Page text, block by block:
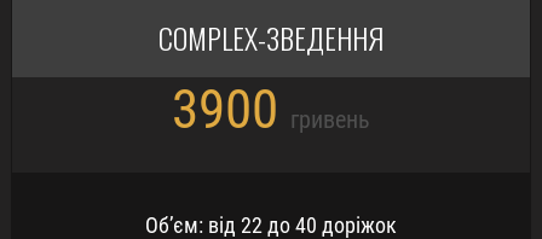
COMPLEX-ЗВЕДЕННЯ
3900 гривень
Обʼєм: від 22 до 40 доріжок